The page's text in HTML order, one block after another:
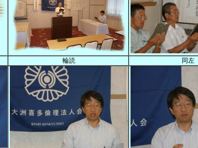
輪読 同左